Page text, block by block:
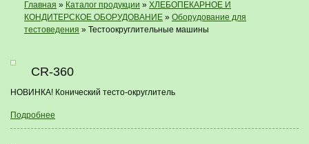
Главная » Каталог продукции » ХЛЕБОПЕКАРНОЕ И
КОНДИТЕРСКОЕ ОБОРУДОВАНИЕ » Оборудование для
тестоведения » Тестоокруглительные машины
CR-360
НОВИНКА! Конический тесто-округлитель
Подробнее